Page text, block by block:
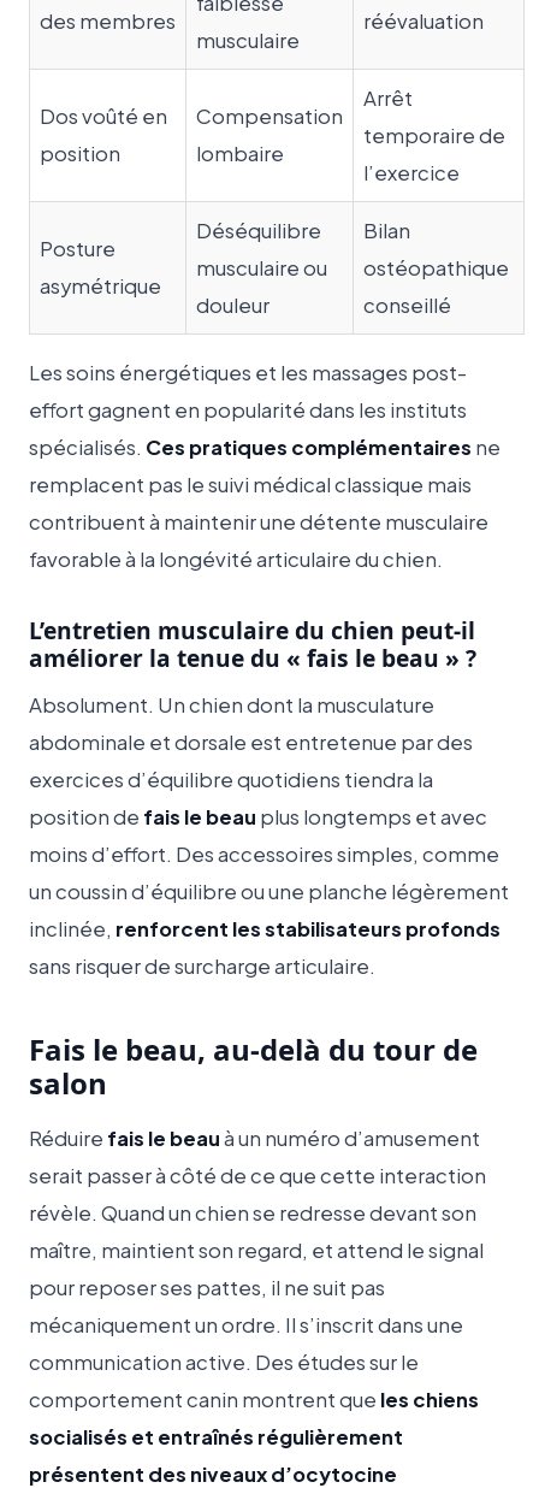
des membres
musculaire
réévaluation
Dos voûté en
position
Compensation
lombaire
Arrêt
temporaire de
l’exercice
Posture
asymétrique
Déséquilibre
musculaire ou
douleur
Bilan
ostéopathique
conseillé
Les soins énergétiques et les massages post-
effort gagnent en popularité dans les instituts
spécialisés. Ces pratiques complémentaires ne
remplacent pas le suivi médical classique mais
contribuent à maintenir une détente musculaire
favorable à la longévité articulaire du chien.
L’entretien musculaire du chien peut-il
améliorer la tenue du « fais le beau » ?
Absolument. Un chien dont la musculature
abdominale et dorsale est entretenue par des
exercices d’équilibre quotidiens tiendra la
position de fais le beau plus longtemps et avec
moins d’effort. Des accessoires simples, comme
un coussin d’équilibre ou une planche légèrement
inclinée, renforcent les stabilisateurs profonds
sans risquer de surcharge articulaire.
Fais le beau, au-delà du tour de
salon
Réduire fais le beauà un numéro d’amusement
serait passer à côté de ce que cette interaction
révèle. Quand un chien se redresse devant son
maître, maintient son regard, et attend le signal
pour reposer ses pattes, il ne suit pas
mécaniquement un ordre. Il s’inscrit dans une
communication active. Des études sur le
comportement canin montrent que les chiens
socialisés et entraînés régulièrement
présentent des niveaux d’ocytocine